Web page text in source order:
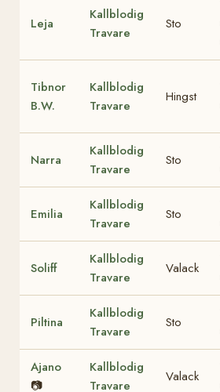
Leja
Kallblodig
Travare
Sto
Tibnor
B.W.
Kallblodig
Travare
Hingst
Narra
Kallblodig
Travare
Sto
Emilia
Kallblodig
Travare
Sto
Soliff
Kallblodig
Travare
Valack
Piltina
Kallblodig
Travare
Sto
Ajano
📷
Kallblodig
Travare
Valack